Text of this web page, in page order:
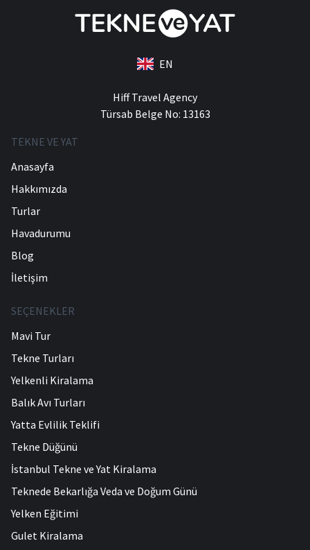
EN
Hiff Travel Agency
Türsab Belge No: 13163
TEKNE VE YAT
Anasayfa
Hakkımızda
Turlar
Havadurumu
Blog
İletişim
SEÇENEKLER
Mavi Tur
Tekne Turları
Yelkenli Kiralama
Balık Avı Turları
Yatta Evlilik Teklifi
Tekne Düğünü
İstanbul Tekne ve Yat Kiralama
Teknede Bekarlığa Veda ve Doğum Günü
Yelken Eğitimi
Gulet Kiralama